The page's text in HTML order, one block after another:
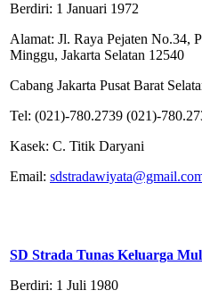
Berdiri: 1 Januari 1972
Alamat: Jl. Raya Pejaten No.34,
Minggu, Jakarta Selatan 12540
Cabang Jakarta Pusat Barat
Tel: (021)-780.2739 (021)-
Kasek: C. Titik Daryani
Email:
SD Strada Tunas Keluarga
Berdiri: 1 Juli 1980